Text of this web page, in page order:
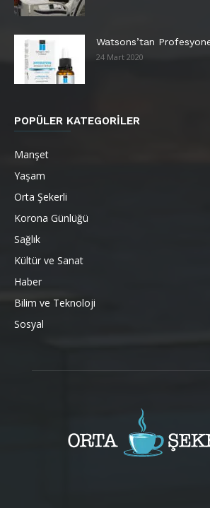
Watsons’tan
24 Mart 2020
POPÜLER KATEGORİLER
Manşet
Yaşam
Orta Şekerli
Korona Günlüğü
Sağlık
Kültür ve Sanat
Haber
Bilim ve Teknoloji
Sosyal